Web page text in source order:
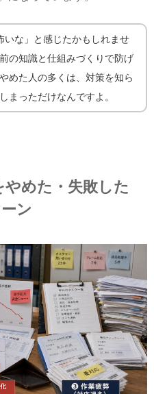
いな」と感じたかもしれませ
の知識と仕組みづくりで防げ
めた人の多くは、対策を知ら
まっただけなんですよ。
やめた・失敗した
ン